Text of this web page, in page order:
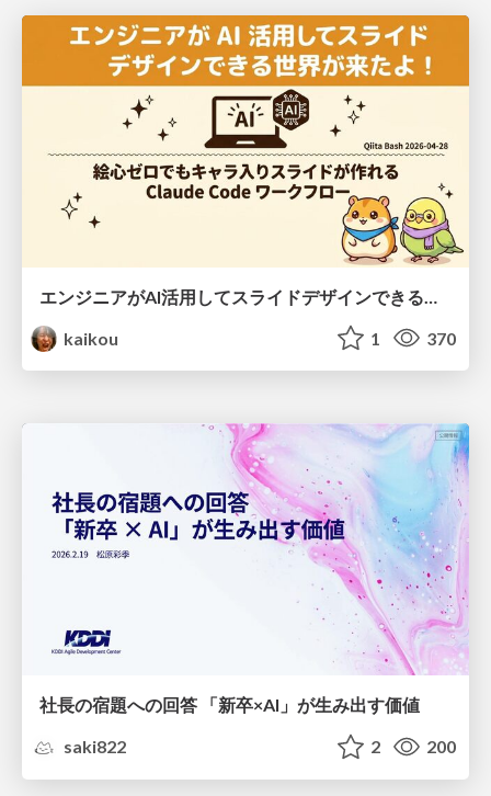
kaikou
1 370
社長の宿題への回答 「新卒×AI」が生み出す価値
saki822
2 200